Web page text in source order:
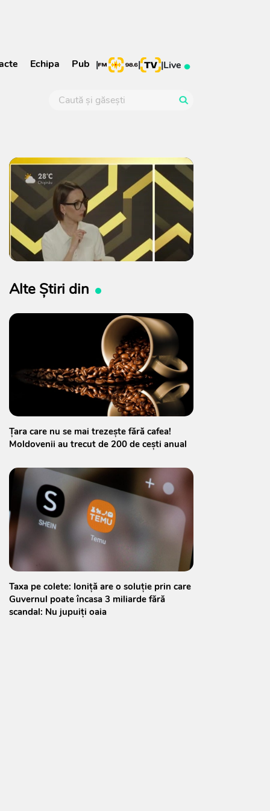
Echipa Pub | | |Live
Alte Știri din
Țara care nu se mai trezește fără cafea!
Moldovenii au trecut de 200 de cești anual
Taxa pe colete: Ioniță are o soluție prin care
Guvernul poate încasa 3 miliarde fără
scandal: Nu jupuiți oaia